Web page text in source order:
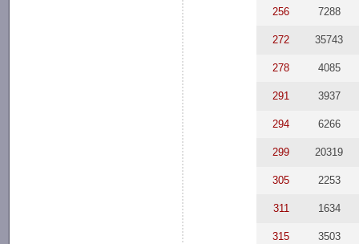
256 7288
272 35743
278 4085
291 3937
294 6266
299 20319
305 2253
311 1634
315 3503